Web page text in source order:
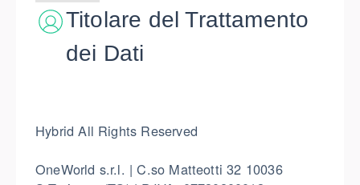
Titolare del Trattamento
dei Dati
Hybrid All Rights Reserved
OneWorld s.r.l. | C.so Matteotti 32 10036